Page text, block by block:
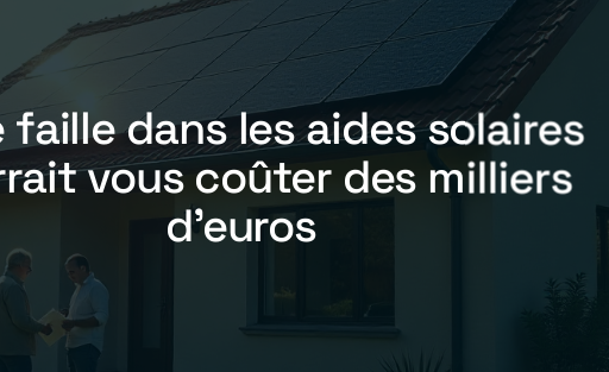
faille dans les aides solaires
vous coûter des milliers
d’euros